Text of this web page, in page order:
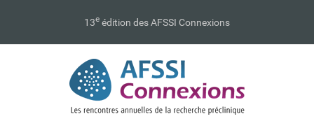
13e édition des AFSSI Connexions